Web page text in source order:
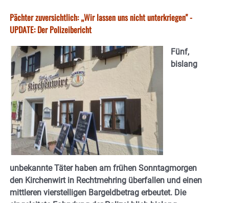
Pächter zuversichtlich: „Wir lassen uns nicht unterkriegen" -
UPDATE: Der Polizeibericht
Fünf,
bislang
unbekannte Täter haben am frühen Sonntagmorgen
den Kirchenwirt in Rechtmehring überfallen und einen
mittleren vierstelligen Bargeldbetrag erbeutet. Die